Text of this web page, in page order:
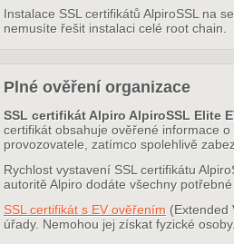
Instalace SSL certifikátů AlpiroSSL na
nemusíte řešit instalaci celé root chain.
Plné ověření organizace
SSL certifikát Alpiro AlpiroSSL Elite
certifikát obsahuje ověřené informace
provozovatele, zatímco spolehlivě
Rychlost vystavení SSL certifikátu
autoritě Alpiro dodáte všechny potřebné
SSL certifikát s EV ověřením (Extended
úřady. Nemohou jej získat fyzické osoby.